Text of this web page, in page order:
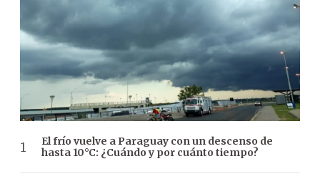
El frío vuelve a Paraguay con un descenso de
hasta 10°C: ¿Cuándo y por cuánto tiempo?